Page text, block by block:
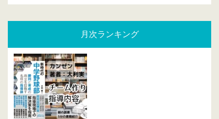
月次ランキング